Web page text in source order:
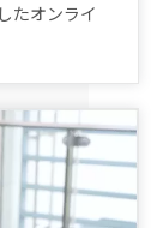
たオンライ